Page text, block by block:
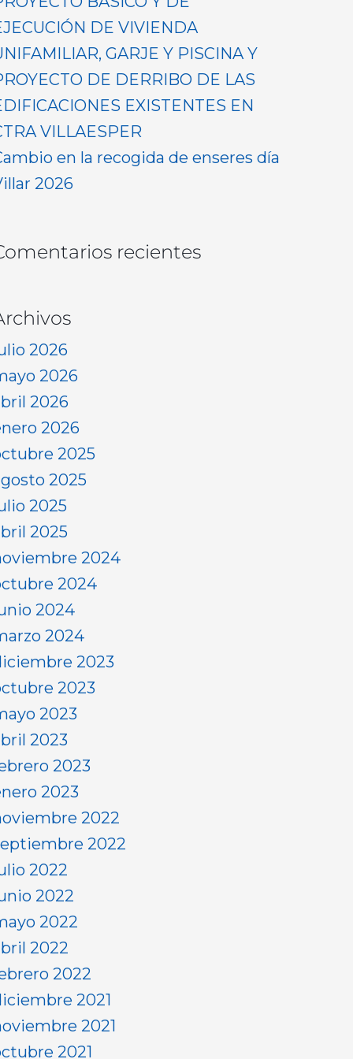
DE VIVIENDA
GARJE Y PISCINA Y
DE DERRIBO DE LAS
EXISTENTES EN
VILLAESPER
en la recogida de enseres día
2026
recientes
2026
2026
2026
2026
2025
2025
2025
2025
2024
2024
2024
2024
2023
2023
2023
2023
2023
2023
2022
2022
2022
2022
2022
2022
2022
2021
2021
2021